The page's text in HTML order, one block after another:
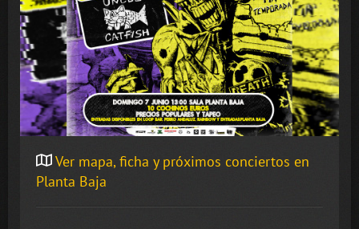
Ver mapa, ficha y próximos conciertos en
Planta Baja